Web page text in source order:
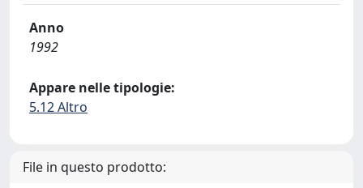
Anno
1992
Appare nelle tipologie:
5.12 Altro
File in questo prodotto: